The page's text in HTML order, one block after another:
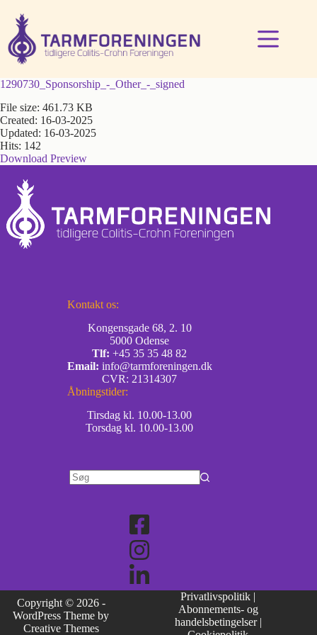
indhold
1290730_Sponsorship_-_Other_-_signed
File size: 461.73 KB
Created: 16-03-2025
Updated: 16-03-2025
Hits: 142
Download Preview
Kontakt os:
Kongensgade 68, 2. 10
5000 Odense
Tlf: +45 35 35 48 82
Email: info@tarmforeningen.dk
CVR: 21314307
Åbningstider:
Tirsdag kl. 10.00-13.00
Torsdag kl. 10.00-13.00
Copyright © 2026 -
WordPress Theme by
Creative Themes
Privatlivspolitik |
Abonnements- og
handelsbetingelser |